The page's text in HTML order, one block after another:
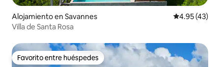
Alojamiento en Savannes Calificación
4.95 (43)
Villa de Santa Rosa
Favorito entre huéspedes
Favorito entre huéspedes